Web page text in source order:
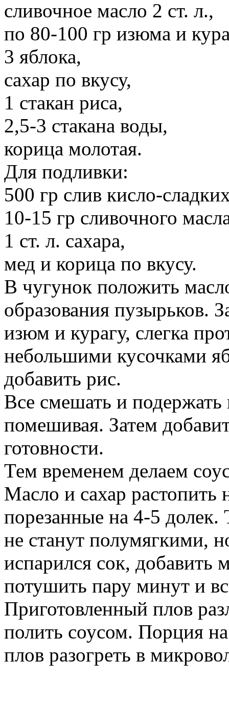
сливочное масло 2 ст. л.,
по 80-100 гр изюма и
3 яблока,
сахар по вкусу,
1 стакан риса,
2,5-3 стакана воды,
корица молотая.
Для подливки:
500 гр слив кисло-
10-15 гр сливочного
1 ст. л. сахара,
мед и корица по вкусу.
В чугунок положить
образования пузырьков.
изюм и курагу, слегка
небольшими кусочками
добавить рис.
Все смешать и
помешивая. Затем
готовности.
Тем временем делаем
Масло и сахар растопить
порезанные на 4-5
не станут полумягкими,
испарился сок, добавить
потушить пару минут и
Приготовленный плов
полить соусом. Порция
плов разогреть в